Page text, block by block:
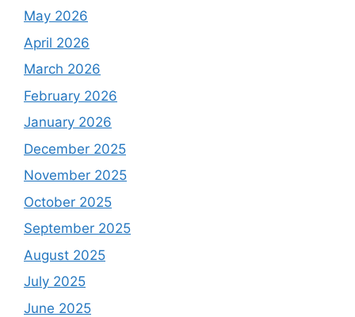
May 2026
April 2026
March 2026
February 2026
January 2026
December 2025
November 2025
October 2025
September 2025
August 2025
July 2025
June 2025